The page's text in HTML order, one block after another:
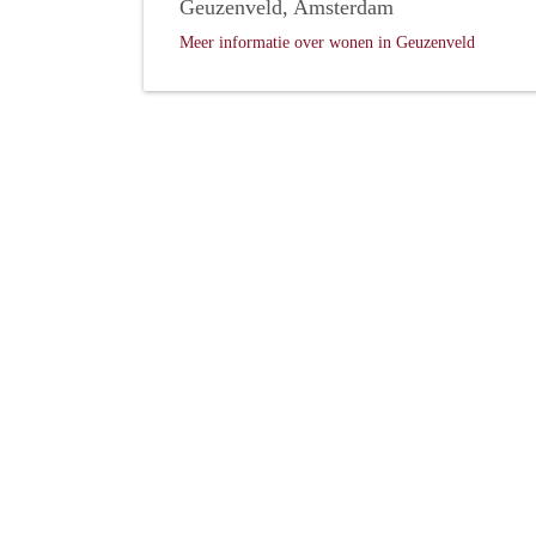
Geuzenveld, Amsterdam
Meer informatie over wonen in Geuzenveld